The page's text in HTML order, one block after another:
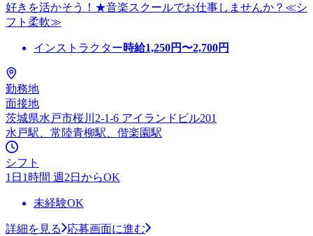
好きを活かそう！★音楽スクールでお仕事しませんか？≪シ
フト柔軟≫
インストラクター時給1,250円〜2,700円
勤務地
面接地
茨城県水戸市桜川2-1-6 アイランドビル201
水戸駅、常陸青柳駅、偕楽園駅
シフト
1日1時間 週2日からOK
未経験OK
詳細を見る
応募画面に進む